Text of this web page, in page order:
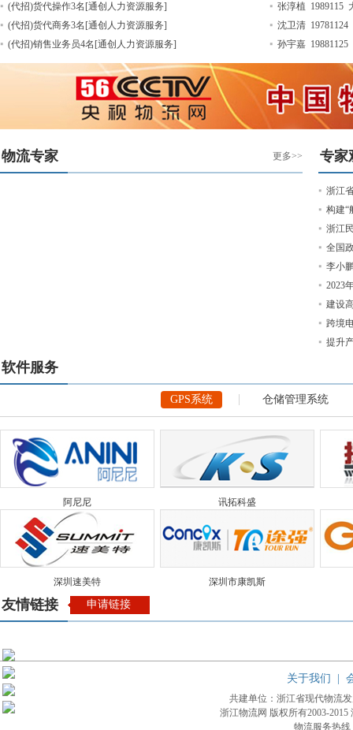
(代招)货代操作3名[通创人力资源服务]
(代招)货代商务3名[通创人力资源服务]
(代招)销售业务员4名[通创人力资源服务]
张淳植 1989115
沈卫清 19781124
孙宇嘉 19881125
物流专家 更多>> 专家
浙江
构建“
浙江
全国
李小
2023
建设
跨境
提升
软件服务
GPS系统 仓储管理系统
阿尼尼 讯拓科盛
深圳速美特 深圳市康凯斯
友情链接 申请链接
关于我们
共建单位：浙江省现代物流
浙江物流网 版权所有2003-2015
物流服务热线